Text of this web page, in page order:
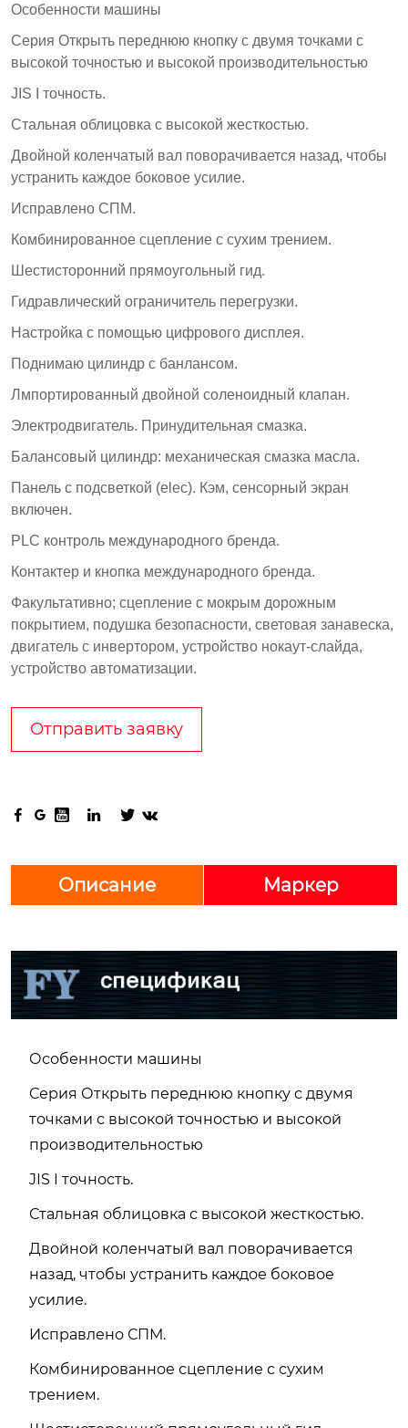
Особенности машины
Серия Открыть переднюю кнопку с двумя точками с
высокой точностью и высокой производительностью
JIS I точность.
Стальная облицовка с высокой жесткостью.
Двойной коленчатый вал поворачивается назад, чтобы
устранить каждое боковое усилие.
Исправлено СПМ.
Комбинированное сцепление с сухим трением.
Шестисторонний прямоугольный гид.
Гидравлический ограничитель перегрузки.
Настройка с помощью цифрового дисплея.
Поднимаю цилиндр с банлансом.
Лмпортированный двойной соленоидный клапан.
Электродвигатель. Принудительная смазка.
Балансовый цилиндр: механическая смазка масла.
Панель с подсветкой (elec). Кэм, сенсорный экран
включен.
PLC контроль международного бренда.
Контактер и кнопка международного бренда.
Факультативно; сцепление с мокрым дорожным
покрытием, подушка безопасности, световая занавеска,
двигатель с инвертором, устройство нокаут-слайда,
устройство автоматизации.
Отправить заявку
     
Описание Маркер
Особенности машины
Серия Открыть переднюю кнопку с двумя
точками с высокой точностью и высокой
производительностью
JIS I точность.
Стальная облицовка с высокой жесткостью.
Двойной коленчатый вал поворачивается
назад, чтобы устранить каждое боковое
усилие.
Исправлено СПМ.
Комбинированное сцепление с сухим
трением.